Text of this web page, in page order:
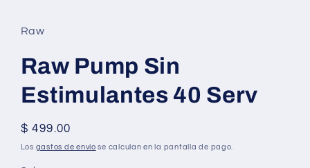
Raw
Raw Pump Sin
Estimulantes 40 Serv
Precio
habitual
$ 499.00
Los gastos de envío se calculan en la pantalla de pago.